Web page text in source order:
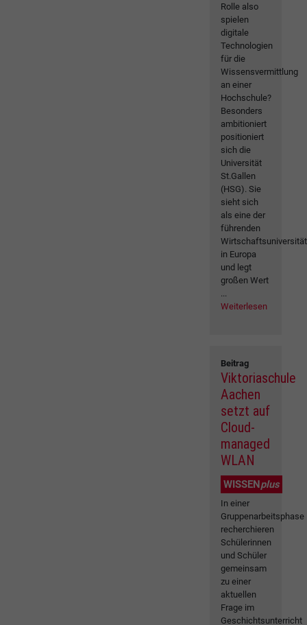
Rolle also
spielen
digitale
Technologien
für die
Wissensvermittlung
an einer
Hochschule?
Besonders
ambitioniert
positioniert
sich die
Universität
St.Gallen
(HSG). Sie
sieht sich
als eine der
führenden
in Europa
und legt
großen Wert
...
Weiterlesen
Beitrag
Viktoriaschule
Aachen
setzt auf
Cloud-
managed
WLAN
WISSENplus
In einer
Gruppenarbeitsphase
recherchieren
Schülerinnen
und Schüler
gemeinsam
zu einer
aktuellen
Frage im
Geschichtsunterricht